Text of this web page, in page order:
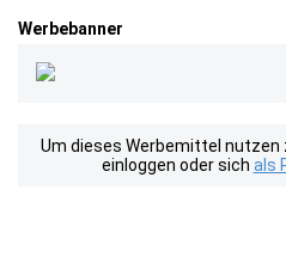
Werbebanner
Um dieses Werbemittel nutzen
einloggen oder sich als